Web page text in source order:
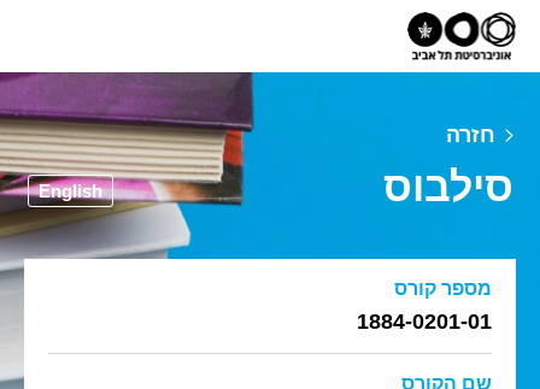
חזרה
סילבוס English
מספר קורס
1884-0201-01
שם הקורס